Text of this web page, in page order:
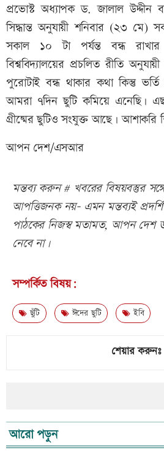
প্রভোস্ট অধ্যাপক ড. জালাল উদ্দীন
সিদ্ধান্ত অনুযায়ী শনিবার (২৩
সকাল ১০ টা পর্যন্ত বন্ধ রাখার
বিশ্ববিদ্যালয়ের প্রচলিত রীতি
পুরোটাই বন্ধ থাকার কথা কিন্তু
আমরা ৭দিন ছুটি কমিয়ে এনেছি।
গ্রীষ্মের ছুটিও সংযুক্ত আছে। আশাকরি
আপন দেশ/এসআর
মন্তব্য করুন # খবরের বিষয়বস্তুর
আপত্তিজনক নয়- এমন মন্তব্যই
পাঠকের নিজস্ব মতামত, আপন দেশ
নেবে না।
সম্পর্কিত বিষয়:
ছুঁটি ঈদের ছুটি ইবি
শেয়ার করুনঃ
আরো পড়ুন